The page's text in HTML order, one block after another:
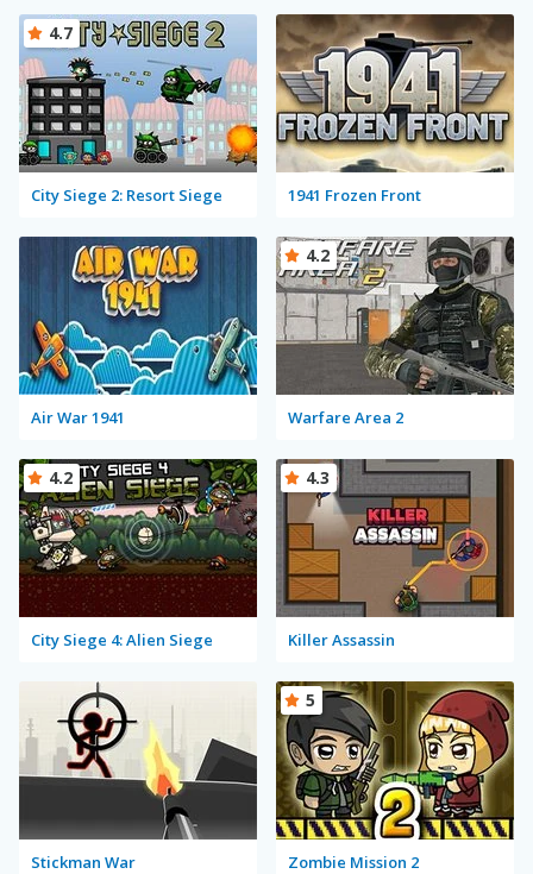
City Siege 2: Resort Siege
4.7
1941 Frozen Front
Air War 1941 Warfare Area 2
4.2
City Siege 4: Alien Siege
4.2
Killer Assassin
4.3
Stickman War Zombie Mission 2
5